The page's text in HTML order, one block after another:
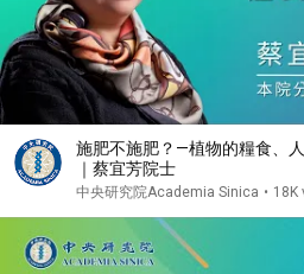
施肥不施肥？—植物的糧食、
｜蔡宜芳院士
中央研究院Academia Sinica • 18K